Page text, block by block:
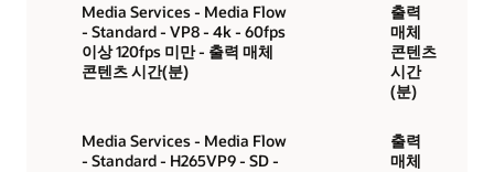
Media Services - Media Flow
- Standard - VP8 - 4k - 60fps
이상 120fps 미만 - 출력 매체
콘텐츠 시간(분)
출력
매체
콘텐츠
시간
(분)
Media Services - Media Flow
- Standard - H265VP9 - SD -
출력
매체